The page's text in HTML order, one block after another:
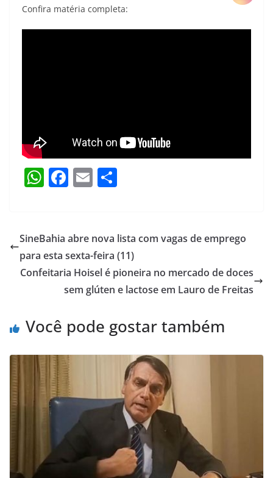
Confira matéria completa:
W
s
A
p
F
e
b
o
o
E
l e
SineBahia abre nova lista com vagas de emprego
para esta sexta-feira (11)
Confeitaria Hoisel é pioneira no mercado de doces
sem glúten e lactose em Lauro de Freitas
Você pode gostar também